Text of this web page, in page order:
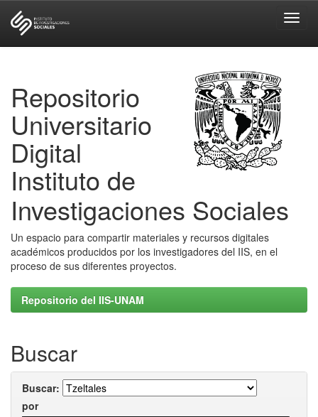
Repositorio
Universitario
Digital
Instituto de
Investigaciones Sociales
Un espacio para compartir materiales y recursos digitales
académicos producidos por los investigadores del IIS, en el
proceso de sus diferentes proyectos.
Repositorio del IIS-UNAM
Buscar
Buscar:
por